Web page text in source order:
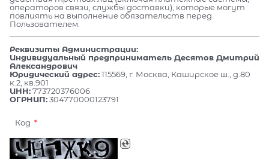
операторов связи, службы доставки), которые могут
повлиять на выполнение обязательств перед
Пользователем.
Реквизиты Администрации:
Индивидуальный предприниматель Десятов Дмитрий
Александрович
Юридический адрес:115569, г. Москва, Каширское ш., д.80
к.2, кв.901
ИНН:773720376006
ОГРНИП:304770000123791
Код